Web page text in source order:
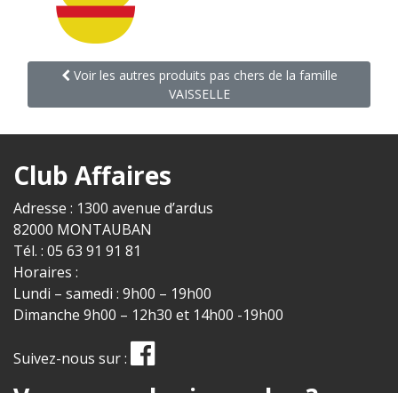
Voir les autres produits pas chers de la famille
VAISSELLE
Club Affaires
Adresse : 1300 avenue d’ardus
82000 MONTAUBAN
Tél. : 05 63 91 91 81
Horaires :
Lundi – samedi : 9h00 – 19h00
Dimanche 9h00 – 12h30 et 14h00 -19h00
Suivez-nous sur :